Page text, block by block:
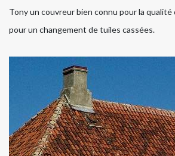
Tony un couvreur bien connu pour la
pour un changement de tuiles cassées.